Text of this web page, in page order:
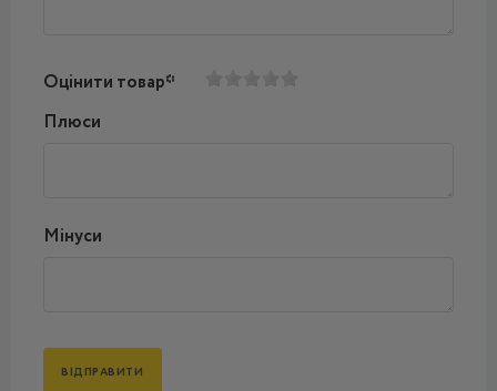
Оцінити товар*
Плюси
Мінуси